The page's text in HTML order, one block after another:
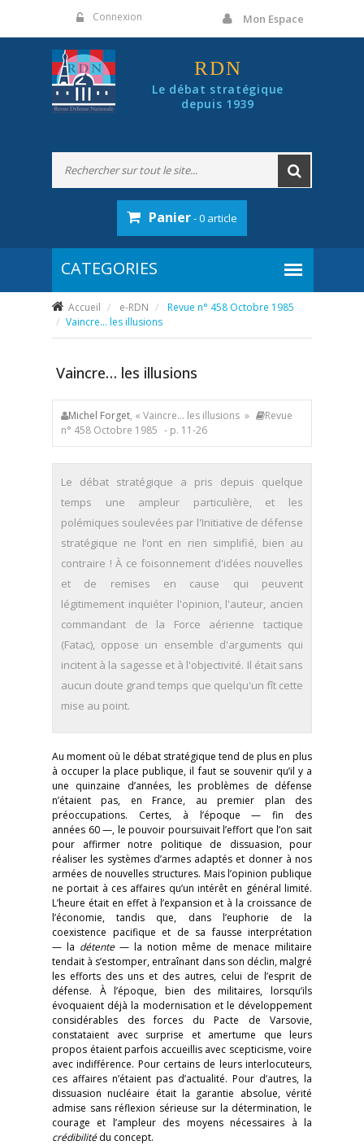
Connexion Mon Espace
RDN
Le débat stratégique
depuis 1939
Panier- 0 article
Accueil e-RDN
Revue n° 458 Octobre 1985
Vaincre… les illusions
Vaincre… les illusions
Michel Forget, « Vaincre… les illusions »
Revue
n° 458 Octobre 1985 - p. 11-26
Le débat stratégique a
pris depuis quelque
temps une ampleur particulière, et les
polémiques soulevées par l'Initiative de défense
stratégique ne l’ont en rien simplifié, bien au
contraire ! À ce foisonnement d'idées nouvelles
et de remises en cause qui peuvent
légitimement inquiéter l'opinion, l'auteur, ancien
commandant de la Force aérienne tactique
(Fatac), oppose un ensemble d'arguments qui
incitent à la sagesse et à l'objectivité. Il était sans
aucun doute grand temps que quelqu'un fît cette
mise au point.
Au moment où le débat stratégique tend de plus en plus
à occuper la place publique, il faut se souvenir qu’il y a
une quinzaine d’années, les problèmes de défense
n’étaient pas, en France, au premier plan des
préoccupations. Certes, à l’époque — fin des
années 60 —, le pouvoir poursuivait l’effort que l’on sait
pour affirmer notre politique de dissuasion, pour
réaliser les systèmes d’armes adaptés et donner à nos
armées de nouvelles structures. Mais l’opinion publique
ne portait à ces affaires qu’un intérêt en général limité.
L’heure était en effet à l’expansion et à la croissance de
l’économie, tandis que, dans l’euphorie de la
coexistence pacifique et de sa fausse interprétation
— la détente — la notion même de menace militaire
tendait à s’estomper, entraînant dans son déclin, malgré
les efforts des uns et des autres, celui de l’esprit de
défense. À l’époque, bien des militaires, lorsqu’ils
évoquaient déjà la modernisation et le développement
considérables des forces du Pacte de Varsovie,
constataient avec surprise et amertume que leurs
propos étaient parfois accueillis avec scepticisme, voire
avec indifférence. Pour certains de leurs interlocuteurs,
ces affaires n’étaient pas d’actualité. Pour d’autres, la
dissuasion nucléaire était la garantie absolue, vérité
admise sans réflexion sérieuse sur la détermination, le
courage et l’ampleur des moyens nécessaires à la
crédibilitédu concept.